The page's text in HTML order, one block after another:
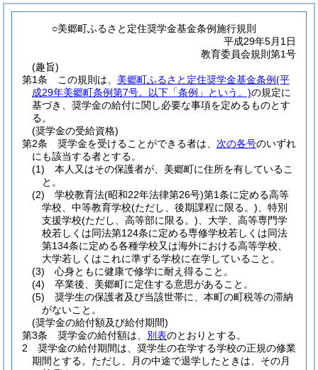
○美郷町ふるさと定住奨学金基金条例施行規則
平成29年5月1日
教育委員会規則第1号
(趣旨)
第1条
この規則は、 美郷町ふるさと定住奨学金基金条例(平
成29年美郷町条例第7号。以下「条例」という。)の規定に
基づき、奨学金の給付に関し必要な事項を定めるものとす
る。
(奨学金の受給資格)
第2条
奨学金を受けることができる者は、 次の各号のいずれ
にも該当する者とする。
(1)
本人又はその保護者が、美郷町に住所を有しているこ
と。
(2)
学校教育法(昭和22年法律第26号)第1条に定める高等
学校、中等教育学校(ただし、後期課程に限る。) 、特別
支援学校(ただし、高等部に限る。) 、大学、高等専門学
校若しくは同法第124条に定める専修学校若しくは同法
第134条に定める各種学校又は海外における高等学校、
大学若しくはこれに準ずる学校に在学していること。
(3)
心身ともに健康で修学に耐え得ること。
(4)
卒業後、美郷町に定住する意思があること。
(5)
奨学生の保護者及び当該世帯に、本町の町税等の滞納
がないこと。
(奨学金の給付額及び給付期間)
第3条
奨学金の給付額は、 別表のとおりとする。
2
奨学金の給付期間は、奨学生の在学する学校の正規の修業
期間とする。 ただし、月の中途で退学したときは、その月